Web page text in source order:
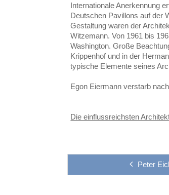
Internationale Anerkennung
Deutschen Pavillons auf der
Gestaltung waren der
Witzemann. Von 1961 bis
Washington. Große
Krippenhof und in der
typische Elemente seines
Egon Eiermann verstarb
Die einflussreichsten
Peter